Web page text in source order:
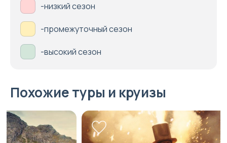
-низкий сезон
-промежуточный сезон
-высокий сезон
Похожие туры и круизы